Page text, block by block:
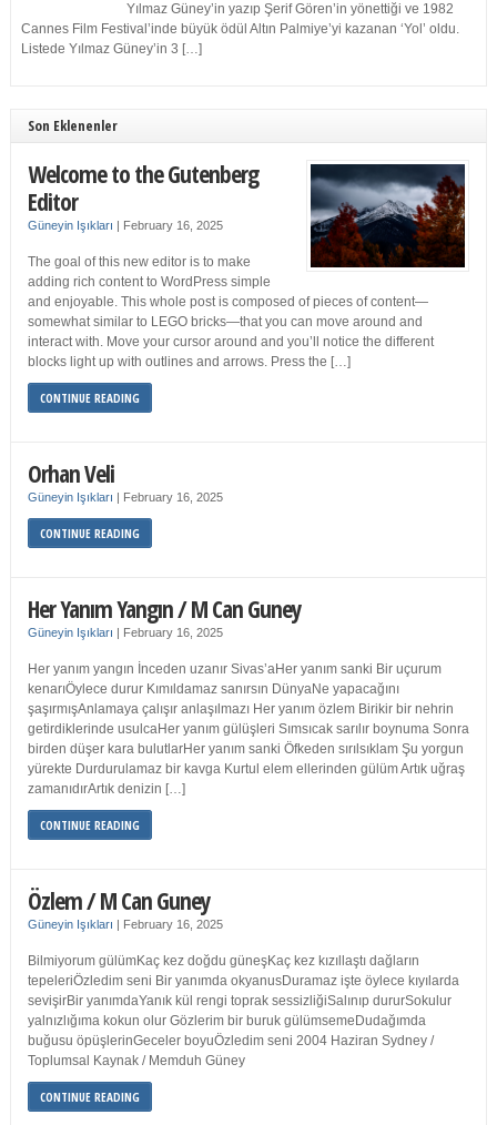
Yılmaz Güney’in yazıp Şerif Gören’in yönettiği ve 1982
Cannes Film Festival’inde büyük ödül Altın Palmiye’yi kazanan ‘Yol’ oldu.
Listede Yılmaz Güney’in 3 […]
Son Eklenenler
Welcome to the Gutenberg
Editor
Güneyin Işıkları | February 16, 2025
The goal of this new editor is to make
adding rich content to WordPress simple
and enjoyable. This whole post is composed of pieces of content—
somewhat similar to LEGO bricks—that you can move around and
interact with. Move your cursor around and you’ll notice the different
blocks light up with outlines and arrows. Press the […]
CONTINUE READING
Orhan Veli
Güneyin Işıkları | February 16, 2025
CONTINUE READING
Her Yanım Yangın / M Can Guney
Güneyin Işıkları | February 16, 2025
Her yanım yangın İnceden uzanır Sivas’aHer yanım sanki Bir uçurum
kenarıÖylece durur Kımıldamaz sanırsın DünyaNe yapacağını
şaşırmışAnlamaya çalışır anlaşılmazı Her yanım özlem Birikir bir nehrin
getirdiklerinde usulcaHer yanım gülüşleri Sımsıcak sarılır boynuma Sonra
birden düşer kara bulutlarHer yanım sanki Öfkeden sırılsıklam Şu yorgun
yürekte Durdurulamaz bir kavga Kurtul elem ellerinden gülüm Artık uğraş
zamanıdırArtık denizin […]
CONTINUE READING
Özlem / M Can Guney
Güneyin Işıkları | February 16, 2025
Bilmiyorum gülümKaç kez doğdu güneşKaç kez kızıllaştı dağların
tepeleriÖzledim seni Bir yanımda okyanusDuramaz işte öylece kıyılarda
sevişirBir yanımdaYanık kül rengi toprak sessizliğiSalınıp dururSokulur
yalnızlığıma kokun olur Gözlerim bir buruk gülümsemeDudağımda
buğusu öpüşlerinGeceler boyuÖzledim seni 2004 Haziran Sydney /
Toplumsal Kaynak / Memduh Güney
CONTINUE READING